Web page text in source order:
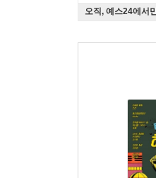
오직, 예스24에서